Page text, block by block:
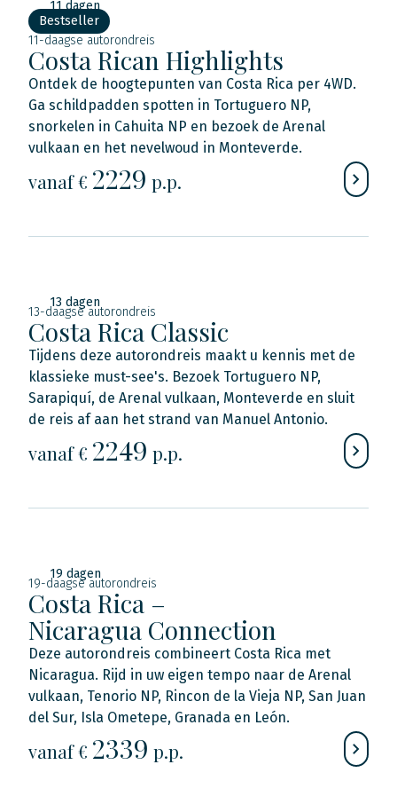
11 dagen
Bestseller
11-daagse autorondreis
Costa Rican Highlights
Ontdek de hoogtepunten van Costa Rica per 4WD.
Ga schildpadden spotten in Tortuguero NP,
snorkelen in Cahuita NP en bezoek de Arenal
vulkaan en het nevelwoud in Monteverde.
vanaf € 2229 p.p.
13 dagen
13-daagse autorondreis
Costa Rica Classic
Tijdens deze autorondreis maakt u kennis met de
klassieke must-see's. Bezoek Tortuguero NP,
Sarapiquí, de Arenal vulkaan, Monteverde en sluit
de reis af aan het strand van Manuel Antonio.
vanaf € 2249 p.p.
19 dagen
19-daagse autorondreis
Costa Rica –
Nicaragua Connection
Deze autorondreis combineert Costa Rica met
Nicaragua. Rijd in uw eigen tempo naar de Arenal
vulkaan, Tenorio NP, Rincon de la Vieja NP, San Juan
del Sur, Isla Ometepe, Granada en León.
vanaf € 2339 p.p.